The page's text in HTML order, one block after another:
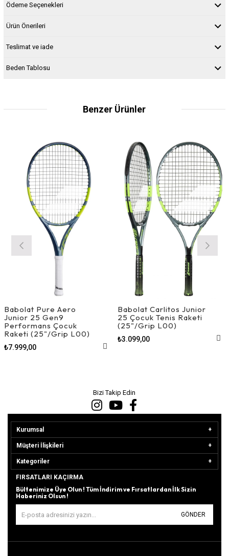
Ödeme Seçenekleri
Ürün Önerileri
Teslimat ve iade
Beden Tablosu
Benzer Ürünler
Babolat Pure Aero
Junior 25 Gen9
Performans Çocuk
Raketi (25"/Grip L00)
₺7.999,00
Babolat Carlitos Junior
25 Çocuk Tenis Raketi
(25"/Grip L00)
₺3.099,00
Bizi Takip Edin
Kurumsal
Müşteri İlişkileri
Kategoriler
FIRSATLARI KAÇIRMA
Bültenimize Üye Olun ! Tüm İndirim ve Fırsatlardan İlk Sizin
Haberiniz Olsun !
GÖNDER